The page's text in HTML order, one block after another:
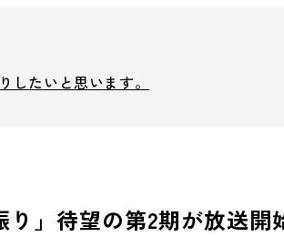
したいと思います。
」待望の第2期が放送開